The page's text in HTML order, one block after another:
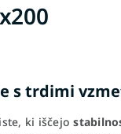
s trdimi
ki iščejo